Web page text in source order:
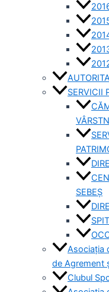
SERVICII
SEBEȘ
Asociația
de Agrement
Clubul